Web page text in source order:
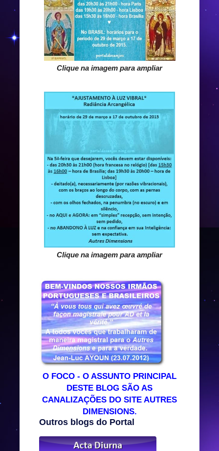
Clique na imagem para ampliar
Clique na imagem para ampliar
O FOCO - O ASSUNTO PRINCIPAL
DESTE BLOG SÃO AS
CANALIZAÇÕES DO SITE AUTRES
DIMENSIONS.
Outros blogs do Portal